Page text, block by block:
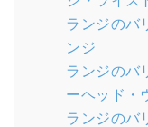
ランジのバ
ンジ
ランジのバ
ーヘッド・
ランジのバ